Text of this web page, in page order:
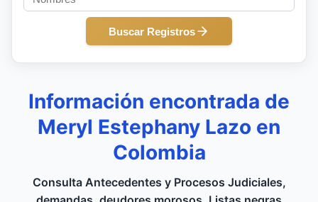
Buscar Registros
Información encontrada de
Meryl Estephany Lazo en
Colombia
Consulta Antecedentes y Procesos Judiciales,